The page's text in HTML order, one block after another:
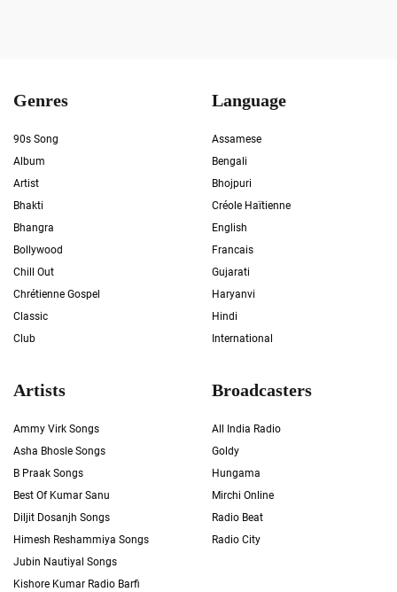
Genres
90s Song
Album
Artist
Bhakti
Bhangra
Bollywood
Chill Out
Chrétienne Gospel
Classic
Club
Language
Assamese
Bengali
Bhojpuri
Créole Haïtienne
English
Francais
Gujarati
Haryanvi
Hindi
International
Artists
Ammy Virk Songs
Asha Bhosle Songs
B Praak Songs
Best Of Kumar Sanu
Diljit Dosanjh Songs
Himesh Reshammiya Songs
Jubin Nautiyal Songs
Kishore Kumar Radio Barfi
Broadcasters
All India Radio
Goldy
Hungama
Mirchi Online
Radio Beat
Radio City